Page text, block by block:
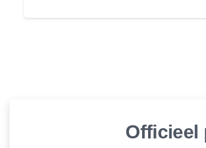
Officieel